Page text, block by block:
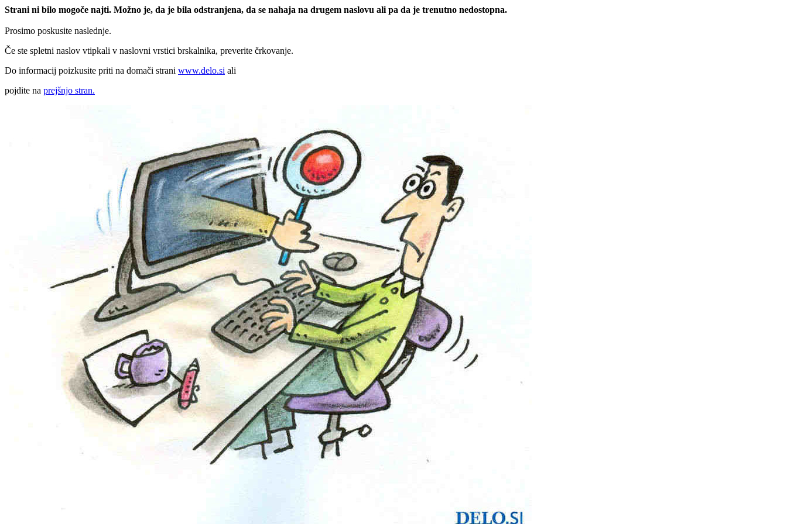
Strani ni bilo mogoče najti. Možno je, da je bila odstranjena, da se nahaja na drugem naslovu ali pa da je trenutno nedostopna.
Prosimo poskusite naslednje.
Če ste spletni naslov vtipkali v naslovni vrstici brskalnika, preverite črkovanje.
Do informacij poizkusite priti na domači strani www.delo.si ali
pojdite na prejšnjo stran.